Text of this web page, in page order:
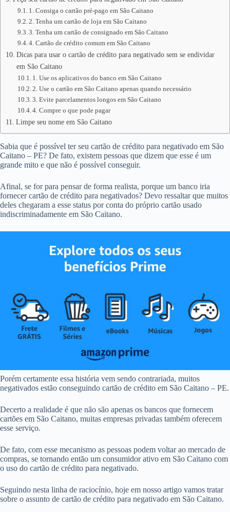
1. Consiga o cartão pré-pago em São Caitano
2. Tenha um cartão de loja em São Caitano
3. Tenha um cartão de consignado em São Caitano
4. Cartão de crédito comum em São Caitano
Dicas para usar o cartão de crédito para negativado sem se endividar
em São Caitano
1. Use os aplicativos do banco em São Caitano
2. Use o cartão em São Caitano apenas quando necessário
3. Evite parcelamentos longos em São Caitano
4. Compre o que pode pagar
Limpe seu nome em São Caitano
Sabia que é possível ter seu cartão de crédito para negativado em São
Caitano – PE? De fato, existem pessoas que dizem que esse é um
grande mito e que não é possível conseguir.
Afinal, se for para pensar de forma realista, porque um banco iria
fornecer cartão de crédito para negativados? Devo ressaltar que muitos
deles chegaram a esse status por conta do próprio cartão usado
indiscriminadamente em São Caitano.
Porém certamente essa história vem sendo contrariada, muitos
negativados estão conseguindo cartão de crédito em São Caitano – PE.
Decerto a realidade é que não são apenas os bancos que fornecem
cartões em São Caitano, muitas empresas privadas também oferecem
esse serviço.
De fato, com esse mecanismo as pessoas podem voltar ao mercado de
compras, se tornando então um consumidor ativo em São Caitano com
o uso do cartão de crédito para negativado.
Seguindo nesta linha de raciocínio, hoje em nosso artigo vamos tratar
sobre o assunto de cartão de crédito para negativado em São Caitano.